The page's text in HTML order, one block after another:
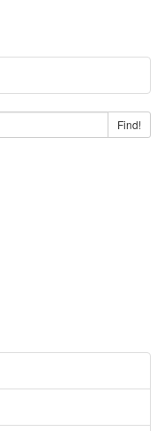
Find!